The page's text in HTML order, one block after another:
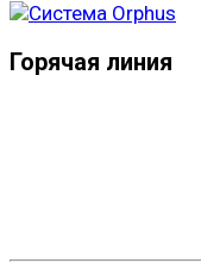
Горячая линия